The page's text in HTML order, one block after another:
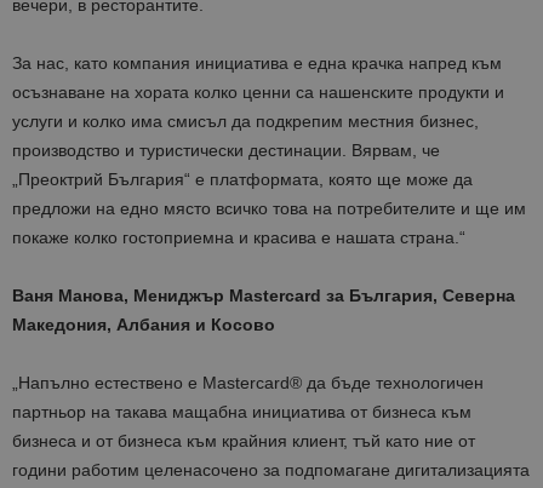
вечери, в ресторантите.
За нас, като компания инициатива е една крачка напред към
осъзнаване на хората колко ценни са нашенските продукти и
услуги и колко има смисъл да подкрепим местния бизнес,
производство и туристически дестинации. Вярвам, че
„Преоктрий България“ е платформата, която ще може да
предложи на едно място всичко това на потребителите и ще им
покаже колко гостоприемна и красива е нашата страна.“
Ваня Манова, Мениджър Mastercard за България, Северна
Македония, Албания и Косово
„Напълно естествено е Mastercard® да бъде технологичен
партньор на такава мащабна инициатива от бизнеса към
бизнеса и от бизнеса към крайния клиент, тъй като ние от
години работим целенасочено за подпомагане дигитализацията